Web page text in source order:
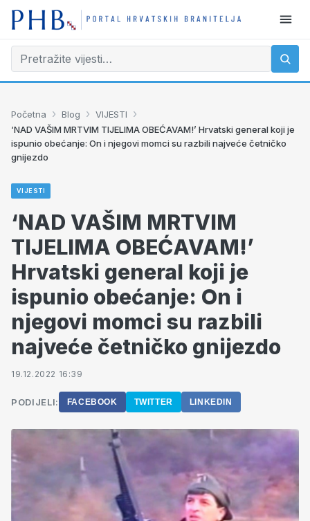
Početna › Blog › VIJESTI ›
‘NAD VAŠIM MRTVIM TIJELIMA OBEĆAVAM!’ Hrvatski general koji je
ispunio obećanje: On i njegovi momci su razbili najveće četničko
gnijezdo
VIJESTI
‘NAD VAŠIM MRTVIM
TIJELIMA OBEĆAVAM!’
Hrvatski general koji je
ispunio obećanje: On i
njegovi momci su razbili
najveće četničko gnijezdo
19.12.2022 16:39
PODIJELI: FACEBOOK TWITTER LINKEDIN